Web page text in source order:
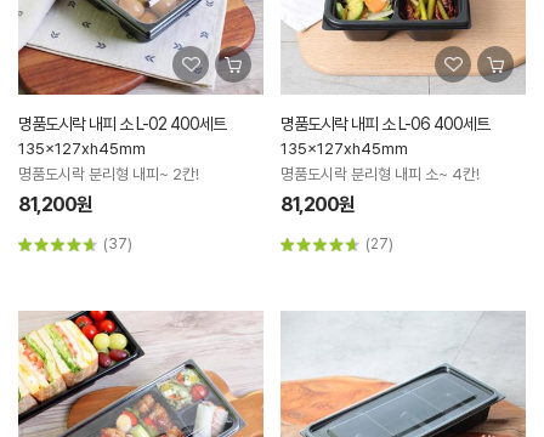
명품도시락 내피 소 L-02 400세트
135x127xh45mm
명품도시락 분리형 내피~ 2칸!
81,200원
(37)
명품도시락 내피 소 L-06 400세트
135x127xh45mm
명품도시락 분리형 내피 소~ 4칸!
81,200원
(27)